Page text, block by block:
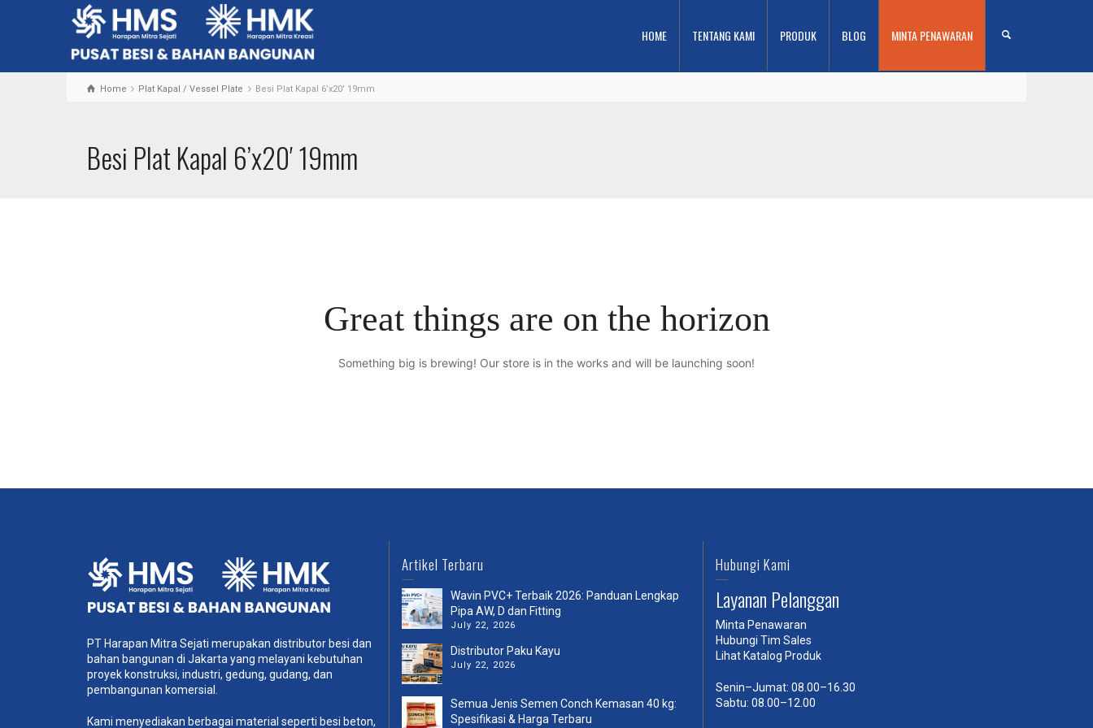
HOME TENTANG KAMI PRODUK BLOG MINTA PENAWARAN
Home Plat Kapal / Vessel Plate Besi Plat Kapal 6’x20′ 19mm
Besi Plat Kapal 6’x20′ 19mm
Great things are on the horizon
Something big is brewing! Our store is in the works and will be launching soon!
PT Harapan Mitra Sejati merupakan distributor besi dan
bahan bangunan di Jakarta yang melayani kebutuhan
proyek konstruksi, industri, gedung, gudang, dan
pembangunan komersial.
Kami menyediakan berbagai material seperti besi beton,
Artikel Terbaru
Wavin PVC+ Terbaik 2026: Panduan Lengkap
Pipa AW, D dan Fitting
July 22, 2026
Distributor Paku Kayu
July 22, 2026
Semua Jenis Semen Conch Kemasan 40 kg:
Spesifikasi & Harga Terbaru
Hubungi Kami
Layanan Pelanggan
Minta Penawaran
Hubungi Tim Sales
Lihat Katalog Produk
Senin–Jumat: 08.00–16.30
Sabtu: 08.00–12.00